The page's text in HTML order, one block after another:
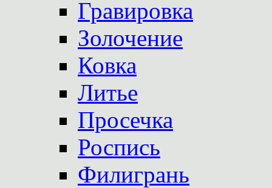
Гравировка
Золочение
Ковка
Литье
Просечка
Роспись
Филигрань